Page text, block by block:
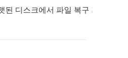
된 디스크에서 파일 복구 가능.